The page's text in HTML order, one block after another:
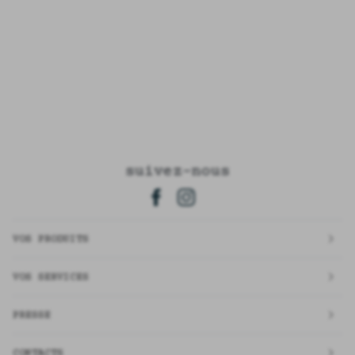
suivez-nous
VOS PRODUITS
VOS SERVICES
PRESSE